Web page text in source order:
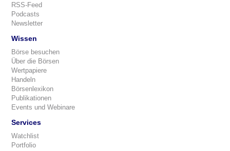
RSS-Feed
Podcasts
Newsletter
Wissen
Börse besuchen
Über die Börsen
Wertpapiere
Handeln
Börsenlexikon
Publikationen
Events und Webinare
Services
Watchlist
Portfolio